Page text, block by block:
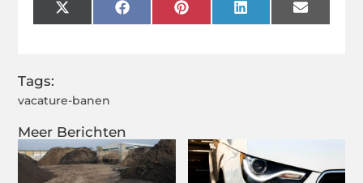
Meer Berichten
X
(Twitter)
FacebookPinterestLinkedInEmail
Tags:
vacature-banen